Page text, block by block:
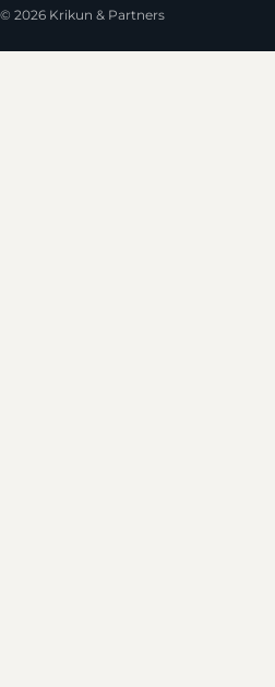
© 2026 Krikun & Partners